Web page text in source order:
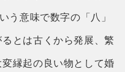
う意味で数字の「八」
とは古くから発展、繁
縁起の良い物として婚